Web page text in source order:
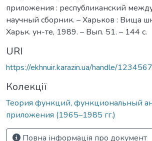
приложения : республиканский
научный сборник. – Харьков : Вища
Харьк. ун-те, 1989. – Вып. 51. – 144 с.
URI
https://ekhnuir.karazin.ua/handle/
Колекції
Теория функций, функциональный
приложения (1965–1985 гг.)
Повна інформація про документ